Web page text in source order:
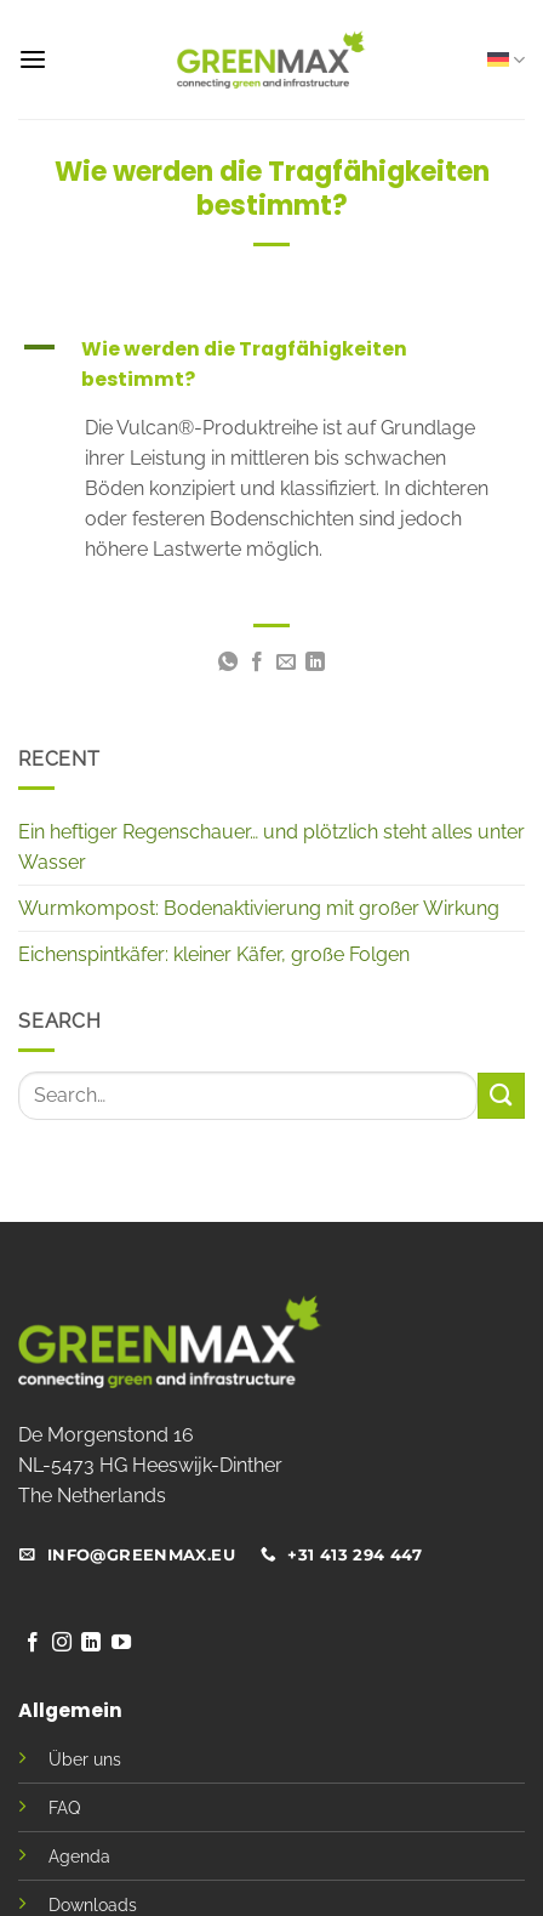
Inhalt
springen
Wie werden die Tragfähigkeiten
bestimmt?
A
Wie werden die Tragfähigkeiten
bestimmt?
Die Vulcan®-Produktreihe ist auf Grundlage
ihrer Leistung in mittleren bis schwachen
Böden konzipiert und klassifiziert. In dichteren
oder festeren Bodenschichten sind jedoch
höhere Lastwerte möglich.
RECENT
Ein heftiger Regenschauer… und plötzlich steht alles unter
Wasser
Wurmkompost: Bodenaktivierung mit großer Wirkung
Eichenspintkäfer: kleiner Käfer, große Folgen
SEARCH
De Morgenstond 16
NL-5473 HG Heeswijk-Dinther
The Netherlands
INFO@GREENMAX.EU +31 413 294 447
Allgemein
Über uns
FAQ
Agenda
Downloads